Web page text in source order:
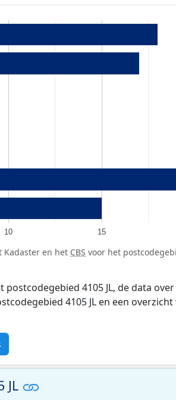
10 15
Kadaster en het CBS voor het
postcodegebied 4105 JL, de data over
4105 JL en een overzicht
JL